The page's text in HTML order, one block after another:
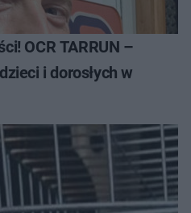
OCR TARRUN –
i dorosłych w